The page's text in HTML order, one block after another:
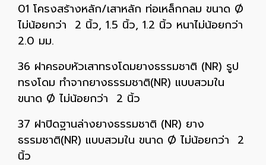
01 โครงสร้างหลัก/เสาหลัก ท่อเหล็กกลม ขนาด Ø
ไม่น้อยกว่า 2 นิ้ว, 1.5 นิ้ว, 1.2 นิ้ว หนาไม่น้อยกว่า
2.0 มม.
36 ฝาครอบหัวเสาทรงโดมยางธรรมชาติ (NR) รูป
ทรงโดม ทำจากยางธรรมชาติ(NR) แบบสวมใน
ขนาด Ø ไม่น้อยกว่า 2 นิ้ว
37 ฝาปิดฐานล่างยางธรรมชาติ (NR) ยาง
ธรรมชาติ(NR) แบบสวมใน ขนาด Ø ไม่น้อยกว่า 2
นิ้ว